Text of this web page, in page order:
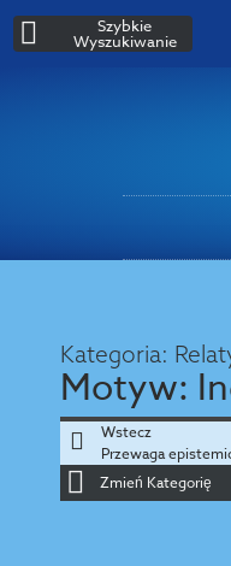
Szybkie
Wyszukiwanie
Kategoria:
Motyw:
Wstecz
Przewaga
Zmień Kategorię